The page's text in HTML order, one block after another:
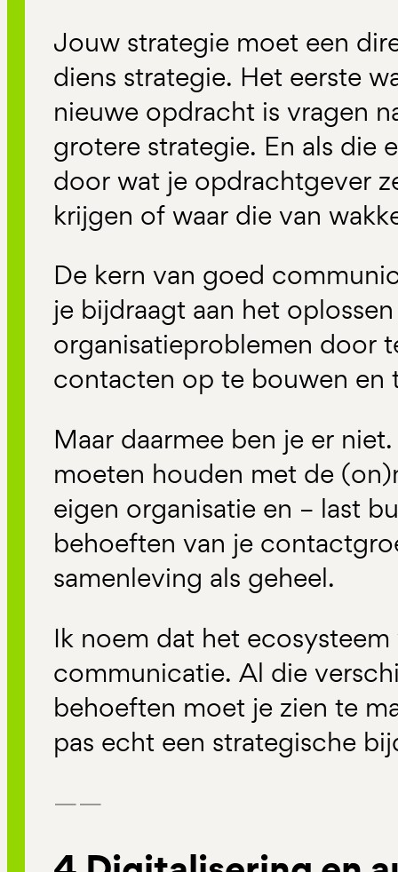
Jouw strategie moet een
diens strategie. Het eerste
nieuwe opdracht is vragen
grotere strategie. En als die
door wat je opdrachtgever
krijgen of waar die van
De kern van goed
je bijdraagt aan het
organisatieproblemen door
contacten op te bouwen en
Maar daarmee ben je er
moeten houden met de
eigen organisatie en – last
behoeften van je
samenleving als geheel.
Ik noem dat het
communicatie. Al die
behoeften moet je zien te
pas echt een strategische
——